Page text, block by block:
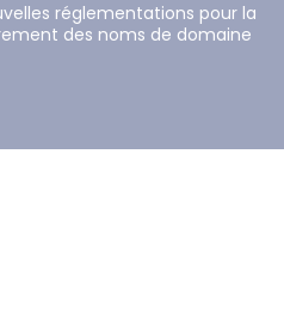
réglementations pour la
des noms de domaine